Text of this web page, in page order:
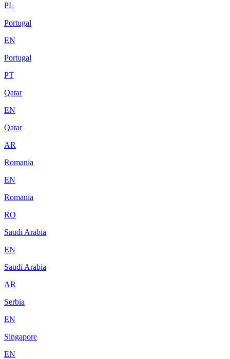
PL
Portugal
EN
Portugal
PT
Qatar
EN
Qatar
AR
Romania
EN
Romania
RO
Saudi Arabia
EN
Saudi Arabia
AR
Serbia
EN
Singapore
EN